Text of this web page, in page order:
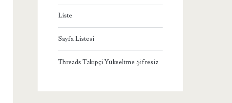
Liste
Sayfa Listesi
Threads Takipçi Yükseltme Şifresiz